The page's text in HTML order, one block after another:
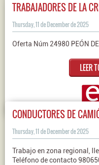
TRABAJADORES DE LA
Thursday, 11 de December de 2025
Oferta Núm 24980 PEÓN
LEER
CONDUCTORES DE
Thursday, 11 de December de 2025
Trabajo en zona regional,
Teléfono de contacto